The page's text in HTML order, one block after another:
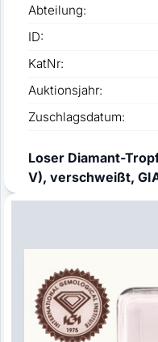
Abteilung:
ID:
KatNr:
Auktionsjahr:
Zuschlagsdatum:
Loser Diamant-
V), verschweißt,